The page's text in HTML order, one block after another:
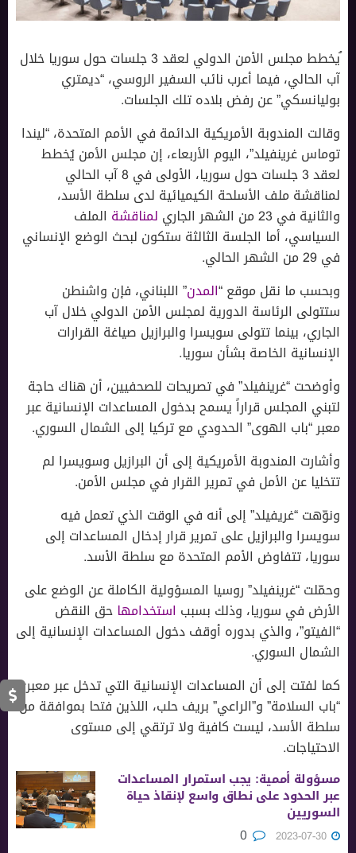
ُيخطط مجلس الأمن الدولي لعقد 3 جلسات حول سوريا خلال
آب الحالي، فيما أعرب نائب السفير الروسي، “ديمتري
بوليانسكي” عن رفض بلاده تلك الجلسات.
وقالت المندوبة الأمريكية الدائمة في الأمم المتحدة، “ليندا
توماس غرينفيلد”، اليوم الأربعاء، إن مجلس الأمن يُخطط
لعقد 3 جلسات حول سوريا، الأولى في 8 آب الحالي
لمناقشة ملف الأسلحة الكيميائية لدى سلطة الأسد،
والثانية في 23 من الشهر الجاري
لمناقشة الملف
السياسي، أما الجلسة الثالثة ستكون لبحث الوضع الإنساني
في 29 من الشهر الحالي.
وبحسب ما نقل موقع “المدن” اللبناني، فإن واشنطن
ستتولى الرئاسة الدورية لمجلس الأمن الدولي خلال آب
الجاري، بينما تتولى سويسرا والبرازيل صياغة القرارات
الإنسانية الخاصة بشأن سوريا.
وأوضحت “غرينفيلد” في تصريحات للصحفيين، أن هناك حاجة
لتبني المجلس قراراً يسمح بدخول المساعدات الإنسانية عبر
معبر “باب الهوى” الحدودي مع تركيا إلى الشمال السوري.
وأشارت المندوبة الأمريكية إلى أن البرازيل وسويسرا لم
تتخليا عن الأمل في تمرير القرار في مجلس الأمن.
ونوّهت “غريفيلد” إلى أنه في الوقت الذي تعمل فيه
سويسرا والبرازيل على تمرير قرار إدخال المساعدات إلى
سوريا، تتفاوض الأمم المتحدة مع سلطة الأسد.
وحمّلت “غرينفيلد” روسيا المسؤولية الكاملة عن الوضع على
الأرض في سوريا، وذلك بسبب استخدامها حق النقض
“الفيتو”، والذي بدوره أوقف دخول المساعدات الإنسانية إلى
الشمال السوري.
كما لفتت إلى أن المساعدات الإنسانية التي تدخل عبر معبري
“باب السلامة” و”الراعي” بريف حلب، اللذين فتحا بموافقة من
سلطة الأسد، ليست كافية ولا ترتقي إلى مستوى
الاحتياجات.
مسؤولة أممية: يجب استمرار المساعدات
عبر الحدود على نطاق واسع لإنقاذ حياة
السوريين